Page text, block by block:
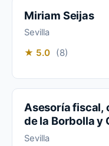
Miriam Seijas
Sevilla
★ 5.0 (8)
Asesoría fiscal,
de la Borbolla y
Sevilla